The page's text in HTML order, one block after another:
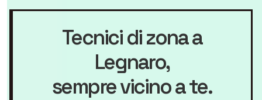
Tecnici di zona a
Legnaro,
sempre vicino a te.